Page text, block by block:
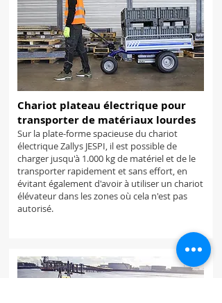
Chariot plateau électrique pour
transporter de matériaux lourdes
Sur la plate-forme spacieuse du chariot
électrique Zallys JESPI, il est possible de
charger jusqu'à 1.000 kg de matériel et de le
transporter rapidement et sans effort, en
évitant également d'avoir à utiliser un chariot
élévateur dans les zones où cela n'est pas
autorisé.